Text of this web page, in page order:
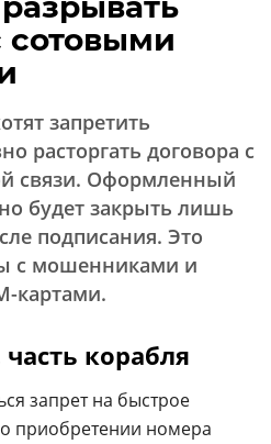
сотовыми
запретить
расторгать договора с
связи. Оформленный
будет закрыть лишь
подписания. Это
с мошенниками и
картами.
корабля
запрет на быстрое
приобретении номера